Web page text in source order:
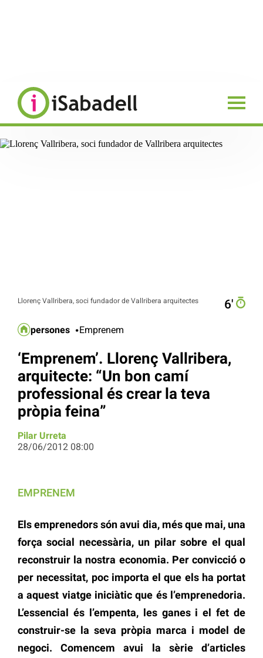
Llorenç Vallribera, soci fundador de Vallribera arquitectes 6′
persones Emprenem
‘Emprenem’. Llorenç Vallribera,
arquitecte: “Un bon camí
professional és crear la teva
pròpia feina”
Pilar Urreta
28/06/2012 08:00
EMPRENEM
Els emprenedors són avui dia, més que mai, una
força social necessària, un pilar sobre el qual
reconstruir la nostra economia. Per convicció o
per necessitat, poc importa el que els ha portat
a aquest viatge iniciàtic que és l’emprenedoria.
L’essencial és l’empenta, les ganes i el fet de
construir-se la seva pròpia marca i model de
negoci. Comencem avui la sèrie d’articles